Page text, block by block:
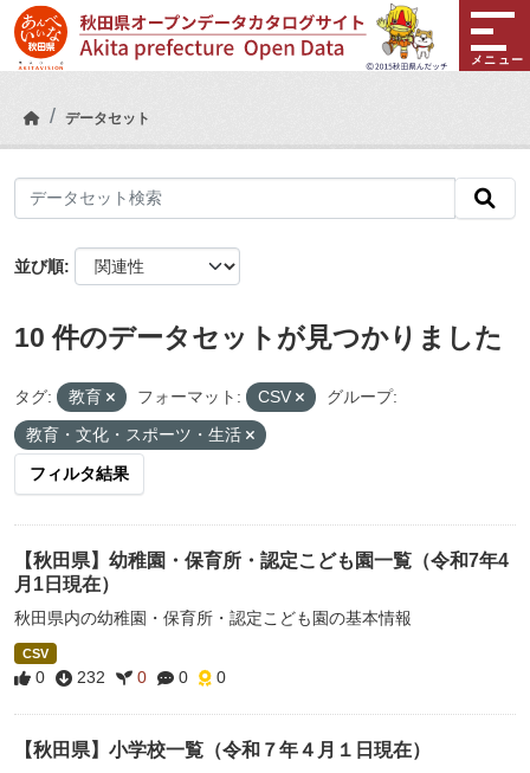
Skip to main content
メニュー
データセット
並び順
10 件のデータセットが見つかりました
タグ: 教育 フォーマット: CSV
グループ:
教育・文化・スポーツ・生活
フィルタ結果
【秋田県】幼稚園・保育所・認定こども園一覧（令和7年4
月1日現在）
秋田県内の幼稚園・保育所・認定こども園の基本情報
CSV
0 232 0 0 0
【秋田県】小学校一覧（令和７年４月１日現在）